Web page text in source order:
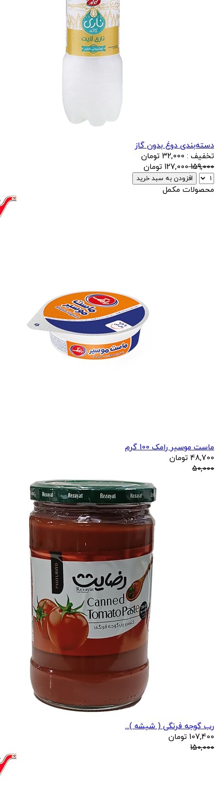
دسته‌بندی دوغ بدون گاز
تخفیف : 32,000 تومان
159,000
127,000 تومان
افزودن به سبد خرید
محصولات مکمل
ماست موسیر رامک 100 گرم
48,700 تومان
50,000
رب گوجه فرنگی ( شیشه )...
107,400 تومان
150,000